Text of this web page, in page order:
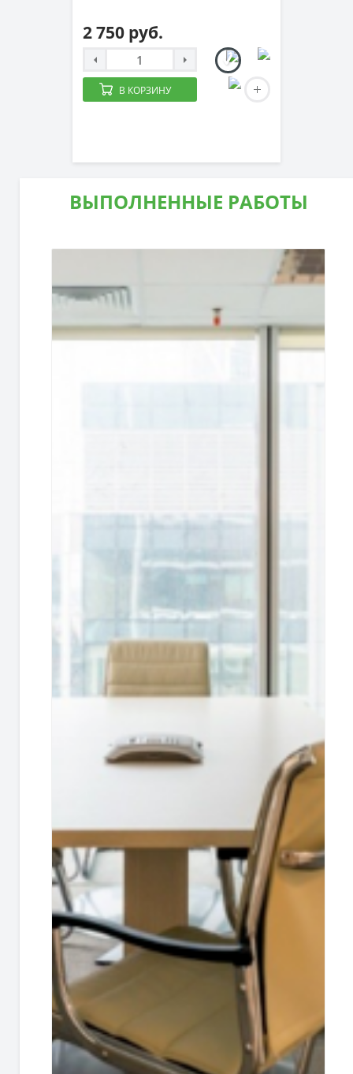
2 750 руб.
В КОРЗИНУ
ВЫПОЛНЕННЫЕ РАБОТЫ